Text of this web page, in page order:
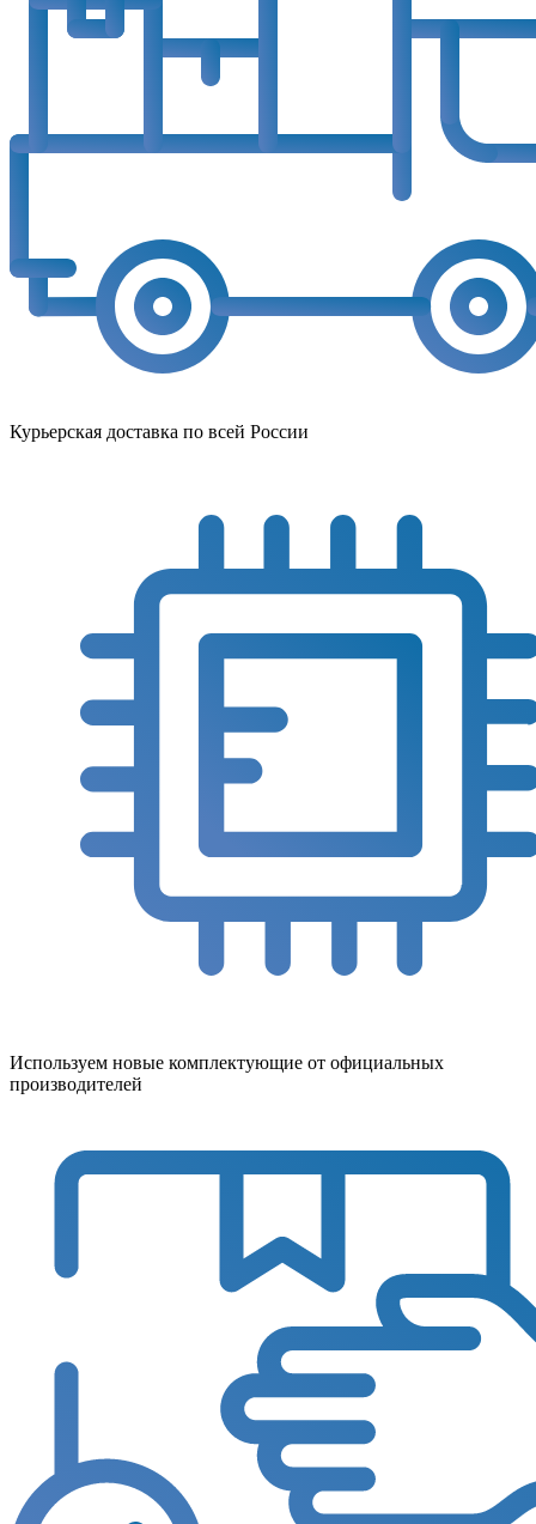
Курьерская доставка по всей России
Используем новые комплектующие от официальных
производителей